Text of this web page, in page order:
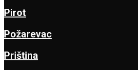
Pirot
Požarevac
Priština